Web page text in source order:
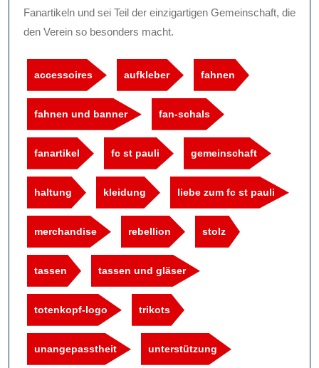
Fanartikeln und sei Teil der einzigartigen Gemeinschaft, die
den Verein so besonders macht.
accessoires aufkleber fahnen
fahnen und banner fan-schals
fanartikel fc st pauli gemeinschaft
haltung kleidung liebe zum fc st pauli
merchandise rebellion stolz
tassen tassen und gläser
totenkopf-logo trikots
unangepasstheit unterstützung